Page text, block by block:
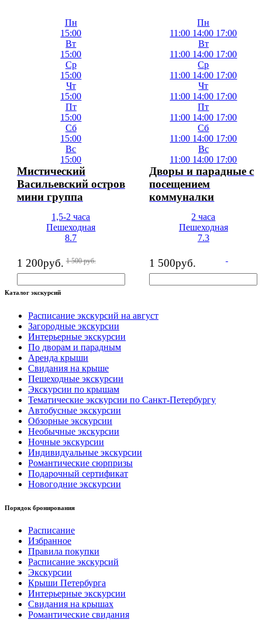
Пн
15:00
Вт
15:00
Ср
15:00
Чт
15:00
Пт
15:00
Сб
15:00
Вс
15:00
Мистический
Васильевский остров
мини группа
1,5-2 часа
Пешеходная
8.7
1 200руб. 1 500руб.
Пн
11:00 14:00 17:00
Вт
11:00 14:00 17:00
Ср
11:00 14:00 17:00
Чт
11:00 14:00 17:00
Пт
11:00 14:00 17:00
Сб
11:00 14:00 17:00
Вс
11:00 14:00 17:00
Дворы и парадные с
посещением
коммуналки
2 часа
Пешеходная
7.3
1 500руб.
Каталог экскурсий
Расписание экскурсий на август
Загородные экскурсии
Интерьерные экскурсии
По дворам и парадным
Аренда крыши
Свидания на крыше
Пешеходные экскурсии
Экскурсии по крышам
Тематические экскурсии по Санкт-Петербургу
Автобусные экскурсии
Обзорные экскурсии
Необычные экскурсии
Ночные экскурсии
Индивидуальные экскурсии
Романтические сюрпризы
Подарочный сертификат
Новогодние экскурсии
Порядок бронирования
Расписание
Избранное
Правила покупки
Расписание экскурсий
Экскурсии
Крыши Петербурга
Интерьерные экскурсии
Свидания на крышах
Романтические свидания